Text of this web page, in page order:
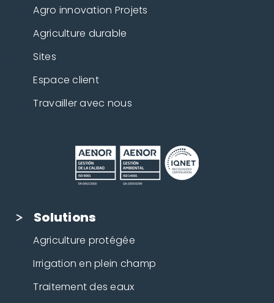
Agro innovation Projets
Agriculture durable
Sites
Espace client
Travailler avec nous
Solutions
Agriculture protégée
Irrigation en plein champ
Traitement des eaux